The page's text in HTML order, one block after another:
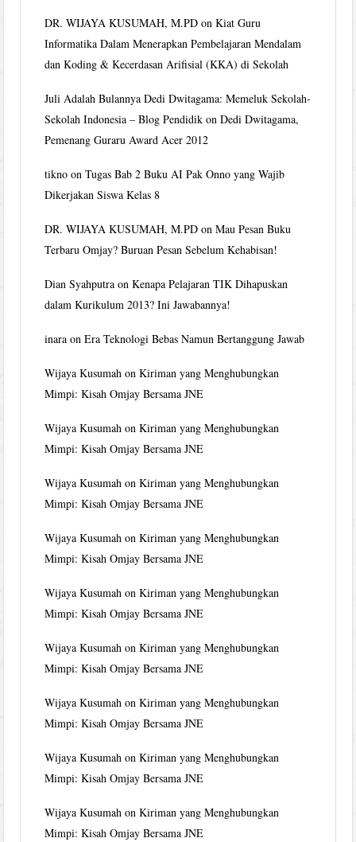
DR. WIJAYA KUSUMAH, M.PD onKiat Guru
Informatika Dalam Menerapkan Pembelajaran Mendalam
dan Koding & Kecerdasan Arifisial (KKA) di Sekolah
Juli Adalah Bulannya Dedi Dwitagama: Memeluk Sekolah-
Sekolah Indonesia – Blog Pendidik onDedi Dwitagama,
Pemenang Guraru Award Acer 2012
tikno onTugas Bab 2 Buku AI Pak Onno yang Wajib
Dikerjakan Siswa Kelas 8
DR. WIJAYA KUSUMAH, M.PD onMau Pesan Buku
Terbaru Omjay? Buruan Pesan Sebelum Kehabisan!
Dian Syahputra onKenapa Pelajaran TIK Dihapuskan
dalam Kurikulum 2013? Ini Jawabannya!
inara onEra Teknologi Bebas Namun Bertanggung Jawab
Wijaya Kusumah onKiriman yang Menghubungkan
Mimpi: Kisah Omjay Bersama JNE
Wijaya Kusumah onKiriman yang Menghubungkan
Mimpi: Kisah Omjay Bersama JNE
Wijaya Kusumah onKiriman yang Menghubungkan
Mimpi: Kisah Omjay Bersama JNE
Wijaya Kusumah onKiriman yang Menghubungkan
Mimpi: Kisah Omjay Bersama JNE
Wijaya Kusumah onKiriman yang Menghubungkan
Mimpi: Kisah Omjay Bersama JNE
Wijaya Kusumah onKiriman yang Menghubungkan
Mimpi: Kisah Omjay Bersama JNE
Wijaya Kusumah onKiriman yang Menghubungkan
Mimpi: Kisah Omjay Bersama JNE
Wijaya Kusumah onKiriman yang Menghubungkan
Mimpi: Kisah Omjay Bersama JNE
Wijaya Kusumah onKiriman yang Menghubungkan
Mimpi: Kisah Omjay Bersama JNE